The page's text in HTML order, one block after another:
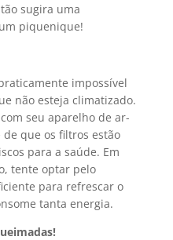
sugira uma
piquenique!
impossível
não esteja climatizado.
seu aparelho de ar-
que os filtros estão
para a saúde. Em
tente optar pelo
para refrescar o
tanta energia.